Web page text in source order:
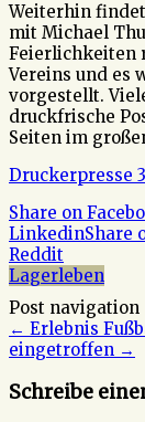
Weiterhin
mit Michael
Feierlichkeiten
Vereins und es
vorgestellt.
druckfrische
Seiten im
Druckerpresse
Share on
LinkedinShare
Reddit
Lagerleben
Post navigation
← Erlebnis
eingetroffen →
Schreibe